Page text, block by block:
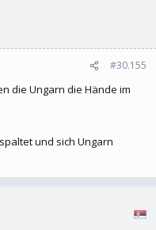
im Forum?
#30.155
die Ungarn die Hände im
und sich Ungarn